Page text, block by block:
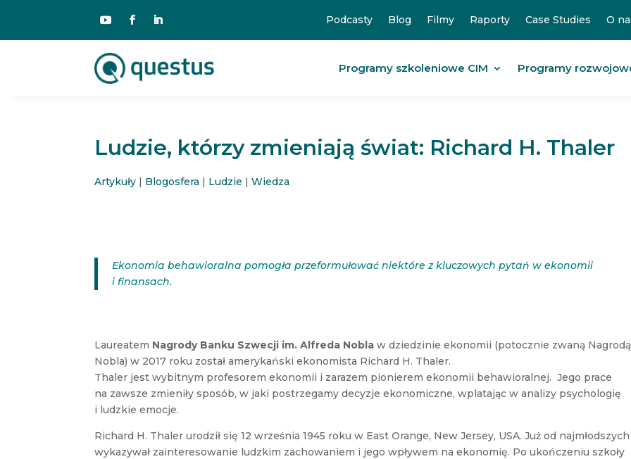
Podcasty Blog Filmy Raporty Case Studies O
Programy szkoleniowe CIM Programy
Ludzie, którzy zmieniają świat: Richard H. Thaler
Artykuły | Blogosfera | Ludzie |Wiedza
Ekonomia behawioralna pomogła przeformułować niektóre z kluczowych pytań w ekonomii
i finansach.
Laureatem Nagrody Banku Szwecji im. Alfreda Nobla w dziedzinie ekonomii (potocznie zwaną Nagrodą
Nobla) w 2017 roku został amerykański ekonomista Richard H. Thaler.
Thaler jest wybitnym profesorem ekonomii i zarazem pionierem ekonomii behawioralnej. Jego prace
na zawsze zmieniły sposób, w jaki postrzegamy decyzje ekonomiczne, wplatając w analizy psychologię
i ludzkie emocje.
Richard H. Thaler urodził się 12 września 1945 roku w East Orange, New Jersey, USA. Już od
wykazywał zainteresowanie ludzkim zachowaniem i jego wpływem na ekonomię. Po ukończeniu szkoły